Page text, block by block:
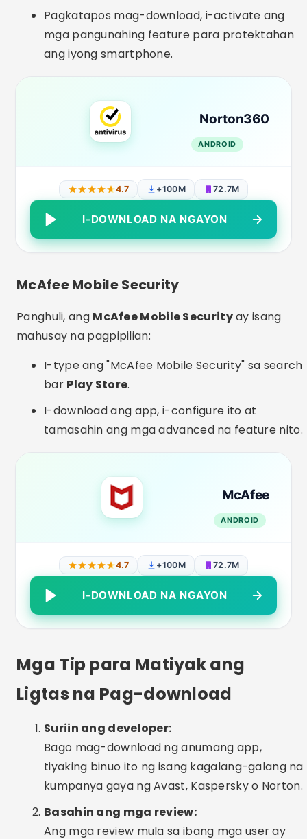
Pagkatapos mag-download, i-activate ang
mga pangunahing feature para protektahan
ang iyong smartphone.
Norton360
ANDROID
4.7 +100M 72.7M
I-DOWNLOAD NA NGAYON
McAfee Mobile Security
Panghuli, ang McAfee Mobile Securityay isang
mahusay na pagpipilian:
I-type ang "McAfee Mobile Security" sa search
bar Play Store.
I-download ang app, i-configure ito at
tamasahin ang mga advanced na feature nito.
McAfee
ANDROID
4.7 +100M 72.7M
I-DOWNLOAD NA NGAYON
Mga Tip para Matiyak ang
Ligtas na Pag-download
Suriin ang developer:
Bago mag-download ng anumang app,
tiyaking binuo ito ng isang kagalang-galang na
kumpanya gaya ng Avast, Kaspersky o Norton.
Basahin ang mga review:
Ang mga review mula sa ibang mga user ay